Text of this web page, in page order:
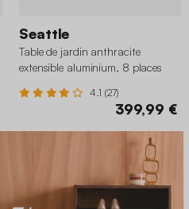
Seattle
Table de jardin anthracite
extensible aluminium, 8 places
4.1 (27)
399,99 €